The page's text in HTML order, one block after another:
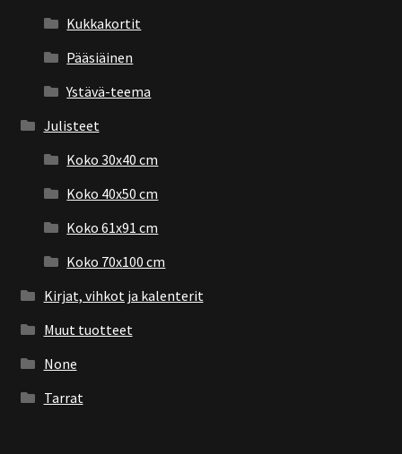
Kukkakortit
Pääsiäinen
Ystävä-teema
Julisteet
Koko 30x40 cm
Koko 40x50 cm
Koko 61x91 cm
Koko 70x100 cm
Kirjat, vihkot ja kalenterit
Muut tuotteet
None
Tarrat